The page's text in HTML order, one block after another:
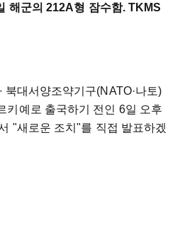
해군의 212A형 잠수함. TKMS
대서양조약기구(NATO·나토)
키예로 출국하기 전인 6일 오후
"새로운 조치"를 직접 발표하겠